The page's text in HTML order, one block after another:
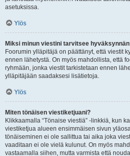
asetuksissa.
Ylös
Miksi minun viestini tarvitsee
Foorumin ylläpitäjä on päättänyt, että viestit
ennen lähetystä. On myös mahdollista, että
ryhmään, jonka viestit tarkistetaan ennen
ylläpitäjään saadaksesi lisätietoja.
Ylös
Miten tönäisen viestiketjuani?
Klikkaamalla “Tönaise viestiä” -linkkiä, kun
viestiketjua alueen ensimmäisen sivun
tönäiseminen ei ole sallittua tai aika joka
vaaditaan ei ole vielä kulunut. On myös
vastaamalla siihen, mutta varmista että